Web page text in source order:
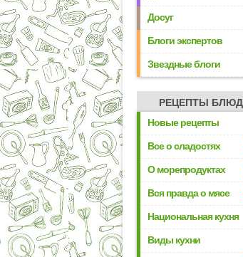
Досуг
Блоги экспертов
Звездные блоги
РЕЦЕПТЫ БЛЮД
Новые рецепты
Все о сладостях
О морепродуктах
Вся правда о мясе
Национальная кухня
Виды кухни